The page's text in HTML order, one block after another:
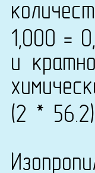
1,000 =
и
(2 *